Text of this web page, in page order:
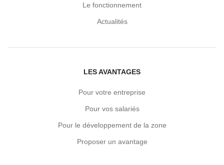
Le fonctionnement
Actualités
LES AVANTAGES
Pour votre entreprise
Pour vos salariés
Pour le développement de la zone
Proposer un avantage